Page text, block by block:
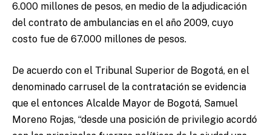
6.000 millones de pesos, en medio de la adjudicación
del contrato de ambulancias en el año 2009, cuyo
costo fue de 67.000 millones de pesos.
De acuerdo con el Tribunal Superior de Bogotá, en el
denominado carrusel de la contratación se evidencia
que el entonces Alcalde Mayor de Bogotá, Samuel
Moreno Rojas, “desde una posición de privilegio acordó